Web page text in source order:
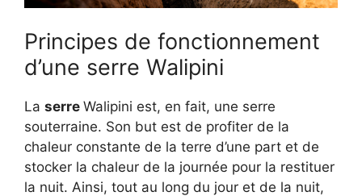
Principes de fonctionnement
d’une serre Walipini
La serre Walipini est, en fait, une serre
souterraine. Son but est de profiter de la
chaleur constante de la terre d’une part et de
stocker la chaleur de la journée pour la restituer
la nuit. Ainsi, tout au long du jour et de la nuit,